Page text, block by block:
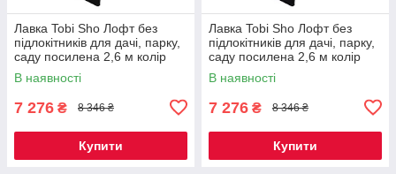
Лавка Tobi Sho Лофт без
підлокітників для дачі, парку,
саду посилена 2,6 м колір
макасар
В наявності
7 276 ₴ 8 346 ₴
Купити
Лавка Tobi Sho Лофт без
підлокітників для дачі, парку,
саду посилена 2,6 м колір
дуб
В наявності
7 276 ₴ 8 346 ₴
Купити